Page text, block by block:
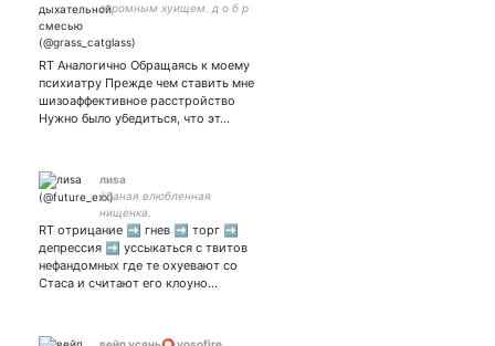
огромным хуищем. д о б р
RT Аналогично Обращаясь к моему
психиатру Прежде чем ставить мне
шизоаффективное расстройство
Нужно было убедиться, что эт…
лиsа
ёбаная влюбленная
нищенка.
RT отрицание ➡️ гнев ➡️ торг ➡️
депрессия ➡️ уссыкаться с твитов
нефандомных где те охуевают со
Стаса и считают его клоуно…